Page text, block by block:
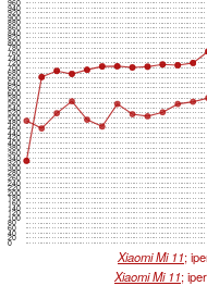
0
20
40
60
80
100
120
140
160
180
200
220
240
260
280
300
320
340
360
380
400
420
440
460
480
500
520
540
560
580
600
620
640
660
680
700
720
740
760
780
800
820
840
860
880
900
920
940
Xiaomi Mi 11;
Xiaomi Mi 11;